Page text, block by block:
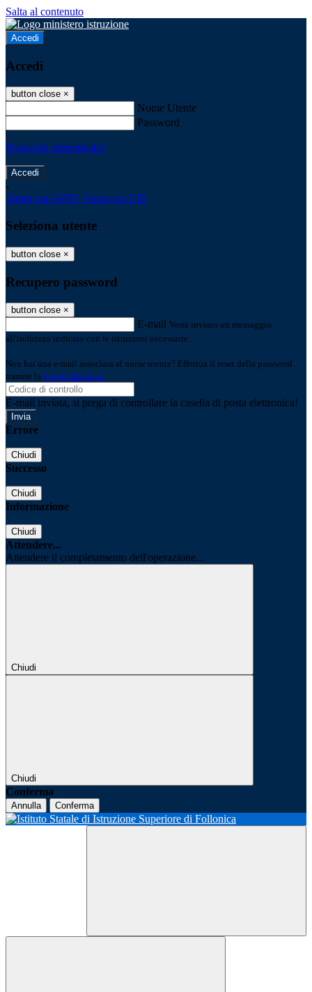
Salta al contenuto
Accedi
Accedi
button close ×
Nome Utente
Password
Password dimenticata?
-
Entra con SPID Entra con CIE
Seleziona utente
button close ×
Recupero password
button close ×
E-mail Verrà inviato un messaggio
all'indirizzo indicato con le istruzioni necessarie.
Non hai una e-mail associata al nome utente? Effettua il reset della password
tramite la Login Spaggiari
E-mail inviata, si prega di controllare la casella di posta elettronica!
Errore
Chiudi
Successo
Chiudi
Informazione
Chiudi
Attendere...
Attendere il completamento dell'operazione...
Chiudi
Chiudi
Conferma
Annulla Conferma